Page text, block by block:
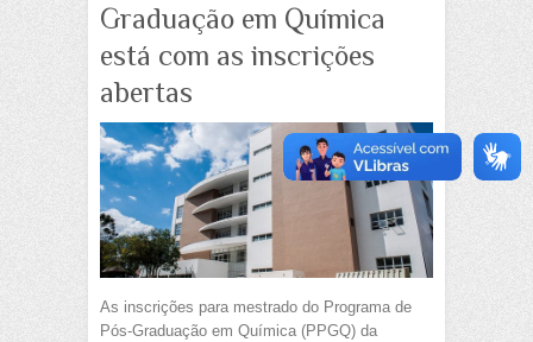
Graduação em Química
está com as inscrições
abertas
As inscrições para mestrado do Programa de
Pós-Graduação em Química (PPGQ) da